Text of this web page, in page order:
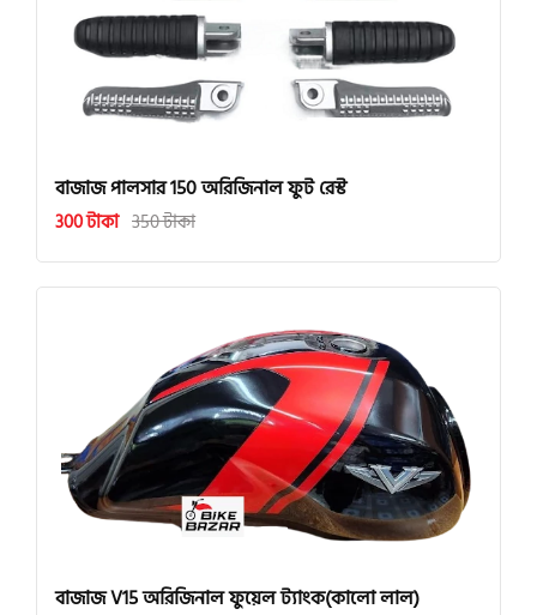
বাজাজ পালসার 150 অরিজিনাল ফুট রেস্ট
300 টাকা 350 টাকা
বাজাজ V15 অরিজিনাল ফুয়েল ট্যাংক(কালো লাল)